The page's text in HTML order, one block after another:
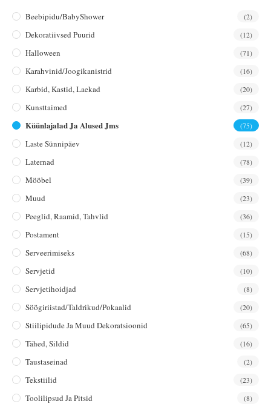
Beebipidu/BabyShower (2)
Dekoratiivsed Puurid (12)
Halloween (71)
Karahvinid/joogikanistrid (16)
Karbid, Kastid, Laekad (20)
Kunsttaimed (27)
Küünlajalad Ja Alused Jms (75)
Laste Sünnipäev (12)
Laternad (78)
Mööbel (39)
Muud (23)
Peeglid, Raamid, Tahvlid (36)
Postament (15)
Serveerimiseks (68)
Servjetid (10)
Servjetihoidjad (8)
Söögiriistad/taldrikud/pokaalid (20)
Stiilipidude Ja Muud Dekoratsioonid (65)
Tähed, Sildid (16)
Taustaseinad (2)
Tekstiilid (23)
Toolilipsud Ja Pitsid (8)